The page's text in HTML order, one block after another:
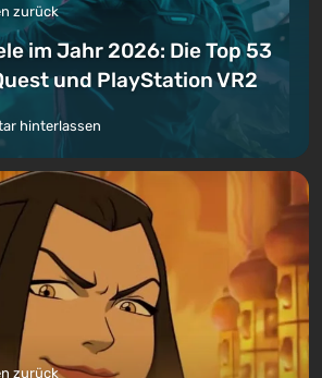
zurück
im Jahr 2026: Die Top 53
und PlayStation VR2
hinterlassen
zurück